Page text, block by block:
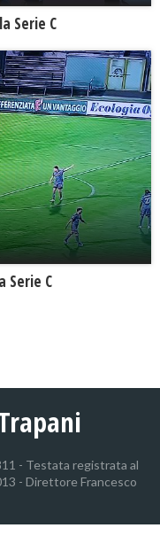
Serie C
Serie C
- Testata registrata al
- Direttore Francesco